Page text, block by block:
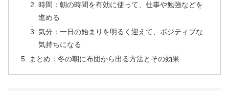
時間：朝の時間を有効に使って、仕事や勉強などを
進める
気分：一日の始まりを明るく迎えて、ポジティブな
気持ちになる
まとめ：冬の朝に布団から出る方法とその効果